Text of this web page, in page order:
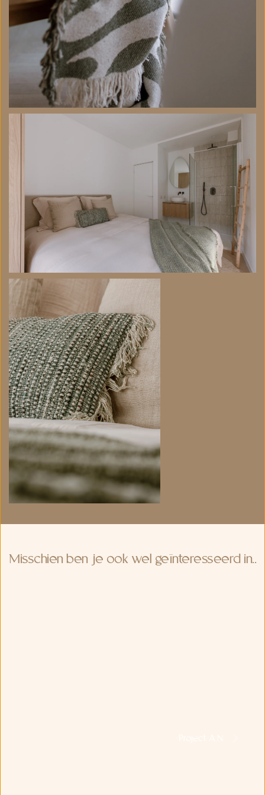
Misschien ben je ook wel geïnteresseerd in..